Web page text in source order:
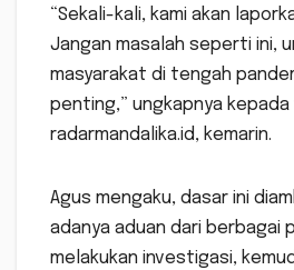
“Sekali-kali, kami akan
Jangan masalah seperti ini,
masyarakat di tengah
penting,” ungkapnya
radarmandalika.id, kemarin.
Agus mengaku, dasar ini
adanya aduan dari berbagai
melakukan investigasi,